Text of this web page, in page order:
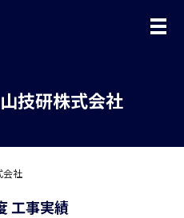
メ
技研株式会社
会社
工事実績